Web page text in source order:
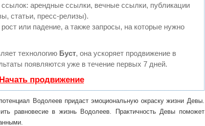
арендные ссылки, вечные ссылки, публикации
статьи, пресс-релизы).
или падение, а также запросы, на которые нужно
технологию Буст, она ускоряет продвижение в
появляются уже в течение первых 7 дней.
продвижение
Водолеев придаст эмоциональную окраску жизни Девы.
равновесие в жизнь Водолеев. Практичность Девы поможет